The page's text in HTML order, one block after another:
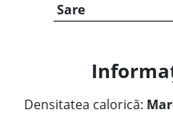
Sare
Densitatea calorică: